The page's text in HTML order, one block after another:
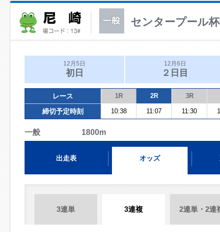
センタープール
12月5日
初日
12月6日
２日目
レース 1R 2R 3R
締切予定時刻 10:38 11:07 11:30
一般 1800m
出走表 オッズ
3連単 3連複 2連単・2連